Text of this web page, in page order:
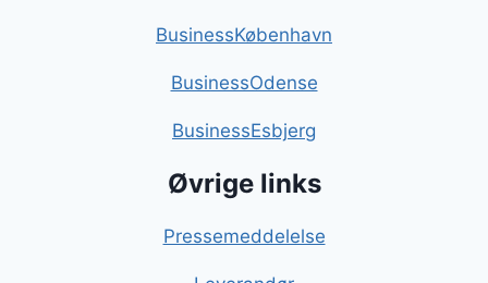
BusinessKøbenhavn
BusinessOdense
BusinessEsbjerg
Øvrige links
Pressemeddelelse